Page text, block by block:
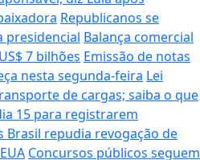
Republicanos se
presidencial Balança comercial
7 bilhões Emissão de notas
nesta segunda-feira Lei
de cargas; saiba o que
15 para registrarem
Brasil repudia revogação de
Concursos públicos seguem